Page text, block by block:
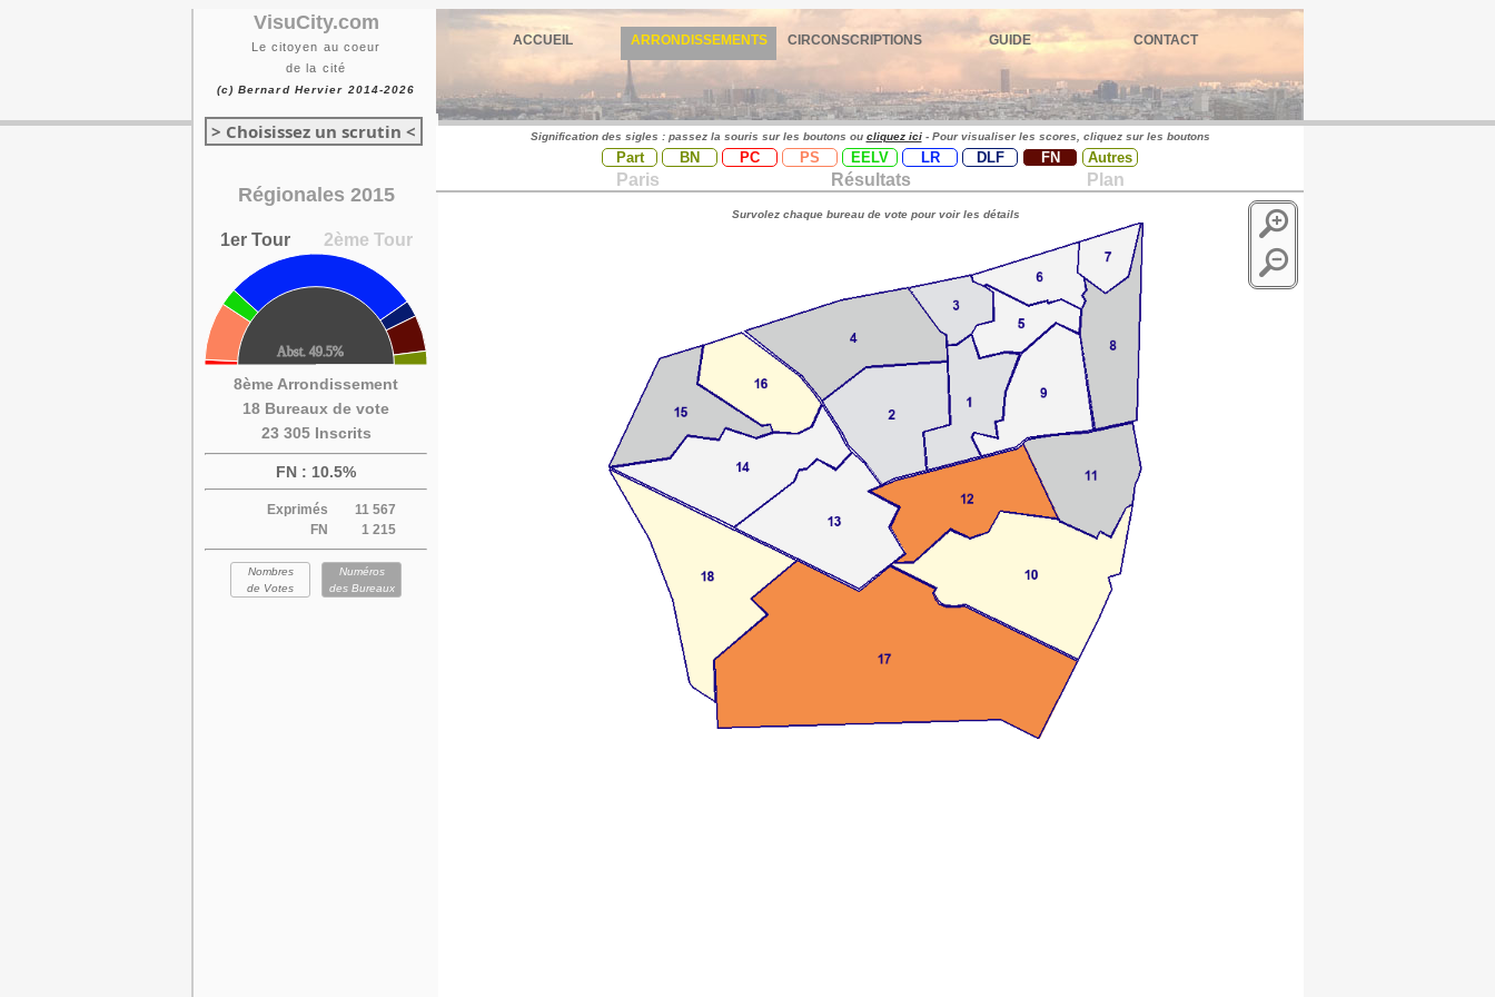
VisuCity.com
Le citoyen au coeur
de la cité
(c) Bernard Hervier 2014-2026
ACCUEIL ARRONDISSEMENTS CIRCONSCRIPTIONS GUIDE CONTACT
> Choisissez un scrutin <
Régionales 2015
1er Tour 2ème Tour
8ème Arrondissement
18 Bureaux de vote
23 305 Inscrits
FN : 10.5%
Exprimés
11 567
FN
1 215
Nombres
de Votes
Numéros
des Bureaux
Signification des sigles : passez la souris sur les boutons ou cliquez ici- Pour visualiser les scores, cliquez sur les boutons
Part BN PC PS EELV LR DLF FN Autres
Paris Résultats Plan
Survolez chaque bureau de vote pour voir les détails